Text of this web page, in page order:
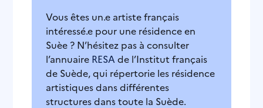
Vous êtes un.e artiste français
intéressé.e pour une résidence en
Suèe ? N’hésitez pas à consulter
l’annuaire RESA de l’Institut français
de Suède, qui répertorie les résidence
artistiques dans différentes
structures dans toute la Suède.